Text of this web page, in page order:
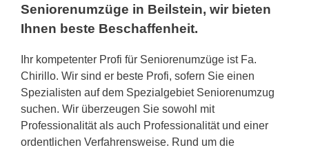
Seniorenumzüge in Beilstein, wir bieten
Ihnen beste Beschaffenheit.
Ihr kompetenter Profi für Seniorenumzüge ist Fa.
Chirillo. Wir sind er beste Profi, sofern Sie einen
Spezialisten auf dem Spezialgebiet Seniorenumzug
suchen. Wir überzeugen Sie sowohl mit
Professionalität als auch Professionalität und einer
ordentlichen Verfahrensweise. Rund um die